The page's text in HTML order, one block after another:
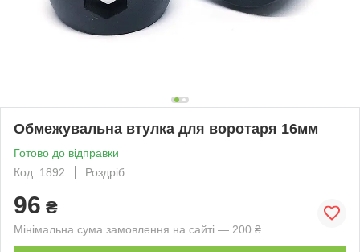
Обмежувальна втулка для воротаря 16мм
Готово до відправки
Код: 1892
Роздріб
96 ₴
Мінімальна сума замовлення на сайті — 200 ₴